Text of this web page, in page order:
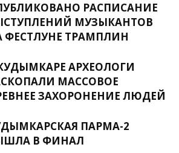
РАСПИСАНИЕ
МУЗЫКАНТОВ
ФЕСТЛУНЕ ТРАМПЛИН
АРХЕОЛОГИ
МАССОВОЕ
ЗАХОРОНЕНИЕ ЛЮДЕЙ
ПАРМА-2
В ФИНАЛ